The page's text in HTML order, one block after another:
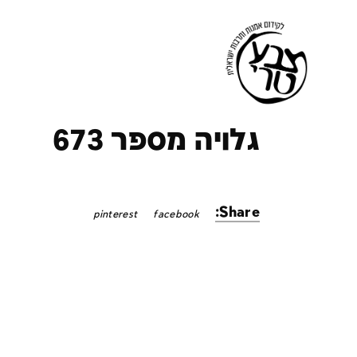
גלויה מספר 673
Share:
facebook
pinterest